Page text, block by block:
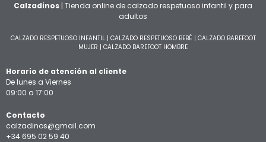
Calzadinos | Tienda online de calzado respetuoso infantil y para
adultos
CALZADO RESPETUOSO INFANTIL| CALZADO RESPETUOSO BEBÉ | CALZADO BAREFOOT
MUJER | CALZADO BAREFOOT HOMBRE
Horario de atención al cliente
De lunes a Viernes
09:00 a 17:00
Contacto
calzadinos@gmail.com
+34 695 02 59 40